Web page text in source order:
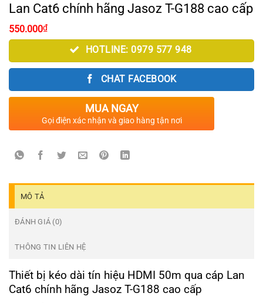
Lan Cat6 chính hãng Jasoz T-G188 cao cấp
Giá
gốc
550.000₫Giá
hiện
550.000₫.
HOTLINE: 0979 577 948
CHAT FACEBOOK
MUA NGAY
Gọi điện xác nhận và giao hàng tận nơi
MÔ TẢ
ĐÁNH GIÁ (0)
THÔNG TIN LIÊN HỆ
Thiết bị kéo dài tín hiệu HDMI 50m qua cáp Lan
Cat6 chính hãng Jasoz T-G188 cao cấp